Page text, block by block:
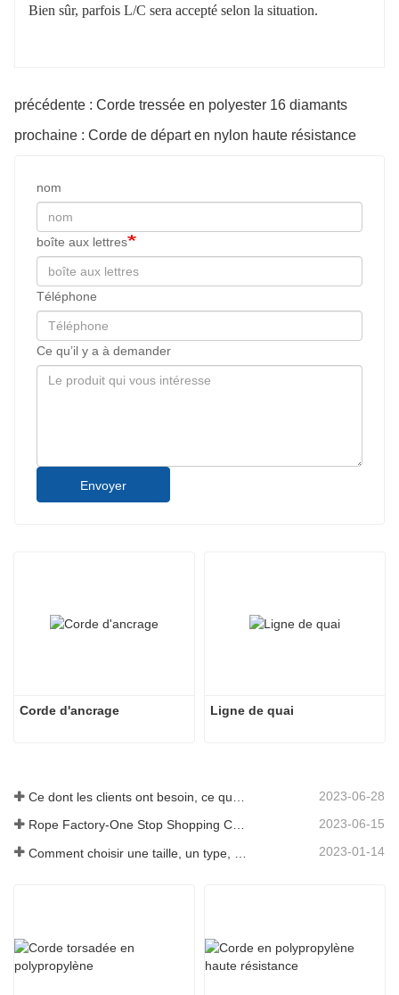
Bien sûr, parfois L/C sera accepté selon la situation.
précédente : Corde tressée en polyester 16 diamants
prochaine : Corde de départ en nylon haute résistance
nom
boîte aux lettres
Téléphone
Ce qu’il y a à demander
Envoyer
Corde d'ancrage Ligne de quai
2023-06-28
Rope Factory-One Stop Shopping Center-Tai an Rope LTD 2023-06-15
2023-01-14